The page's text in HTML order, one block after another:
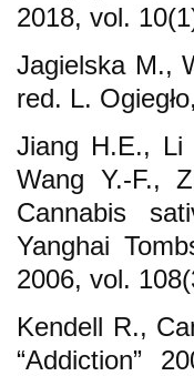
2018, vol.
Jagielska M.,
red. L.
Jiang H.E., Li
Wang Y.-F.,
Cannabis
Yanghai
2006, vol.
Kendell R.,
“Addiction”